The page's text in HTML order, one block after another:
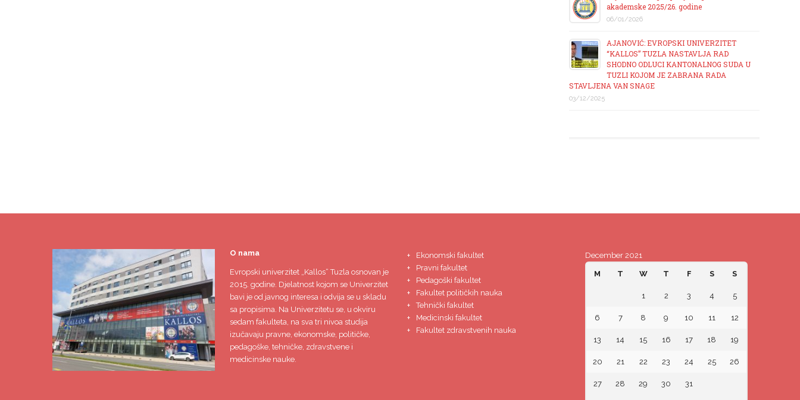
akademske 2025/26. godine
06/01/2026
AJANOVIĆ: EVROPSKI UNIVERZITET
“KALLOS” TUZLA NASTAVLJA RAD
SHODNO ODLUCI KANTONALNOG SUDA U
TUZLI KOJOM JE ZABRANA RADA
STAVLJENA VAN SNAGE
03/12/2025
O nama
Evropski univerzitet „Kallos“ Tuzlaosnovan je
2015. godine. Djelatnost kojom se Univerzitet
bavi je od javnog interesa i odvija se u skladu
sa propisima. Na Univerzitetu se, u okviru
sedam fakulteta, na sva tri nivoa studija
izučavaju pravne, ekonomske, političke,
pedagoške, tehničke, zdravstvene i
medicinske nauke.
Ekonomski fakultet
Pravni fakultet
Pedagoški fakultet
Fakultet političkih nauka
Tehnički fakultet
Medicinski fakultet
Fakultet zdravstvenih nauka
December 2021
M T W T F S S
1 2 3 4 5
6 7 8 9 10 11 12
13 14 15 16 17 18 19
20 21 22 23 24 25 26
27 28 29 30 31